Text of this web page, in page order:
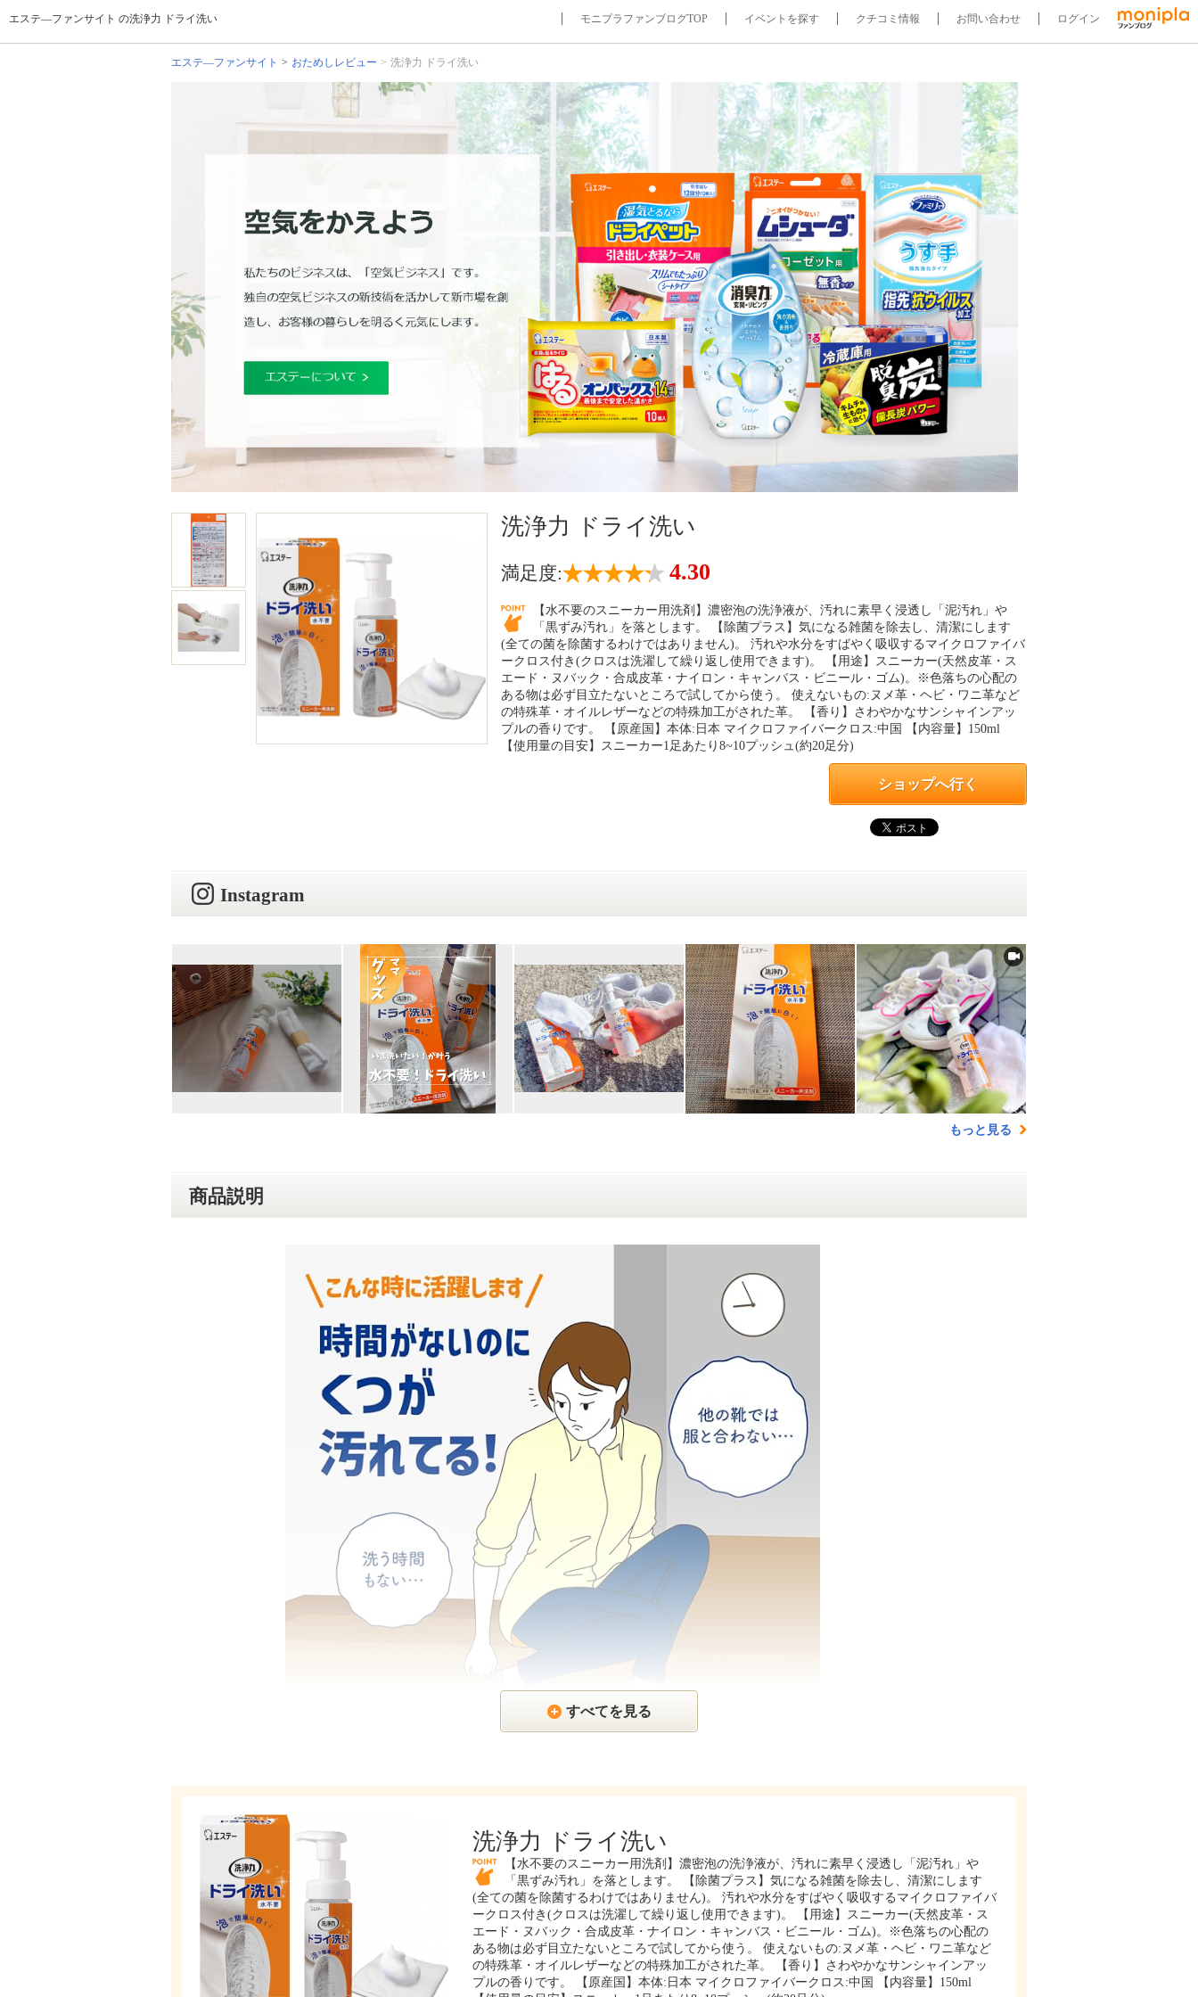
エステ―ファンサイト の洗浄力 ドライ洗い モニプラファンブログTOP イベントを探す クチコミ情報 お問い合わせ ログイン
エステ―ファンサイト おためしレビュー 洗浄力 ドライ洗い
洗浄力 ドライ洗い
満足度: 4.30
【水不要のスニーカー用洗剤】濃密泡の洗浄液が、汚れに素早く浸透し「泥汚れ」や
「黒ずみ汚れ」を落とします。 【除菌プラス】気になる雑菌を除去し、清潔にします
(全ての菌を除菌するわけではありません)。 汚れや水分をすばやく吸収するマイクロファイバ
ークロス付き(クロスは洗濯して繰り返し使用できます)。 【用途】スニーカー(天然皮革・ス
エード・ヌバック・合成皮革・ナイロン・キャンバス・ビニール・ゴム)。※色落ちの心配の
ある物は必ず目立たないところで試してから使う。 使えないもの:ヌメ革・ヘビ・ワニ革など
の特殊革・オイルレザーなどの特殊加工がされた革。 【香り】さわやかなサンシャインアッ
プルの香りです。 【原産国】本体:日本 マイクロファイバークロス:中国 【内容量】150ml
【使用量の目安】スニーカー1足あたり8~10プッシュ(約20足分)
ショップへ行く
Instagram
もっと見る
商品説明
すべてを見る
洗浄力 ドライ洗い
【水不要のスニーカー用洗剤】濃密泡の洗浄液が、汚れに素早く浸透し「泥汚れ」や
「黒ずみ汚れ」を落とします。 【除菌プラス】気になる雑菌を除去し、清潔にします
(全ての菌を除菌するわけではありません)。 汚れや水分をすばやく吸収するマイクロファイバ
ークロス付き(クロスは洗濯して繰り返し使用できます)。 【用途】スニーカー(天然皮革・ス
エード・ヌバック・合成皮革・ナイロン・キャンバス・ビニール・ゴム)。※色落ちの心配の
ある物は必ず目立たないところで試してから使う。 使えないもの:ヌメ革・ヘビ・ワニ革など
の特殊革・オイルレザーなどの特殊加工がされた革。 【香り】さわやかなサンシャインアッ
プルの香りです。 【原産国】本体:日本 マイクロファイバークロス:中国 【内容量】150ml